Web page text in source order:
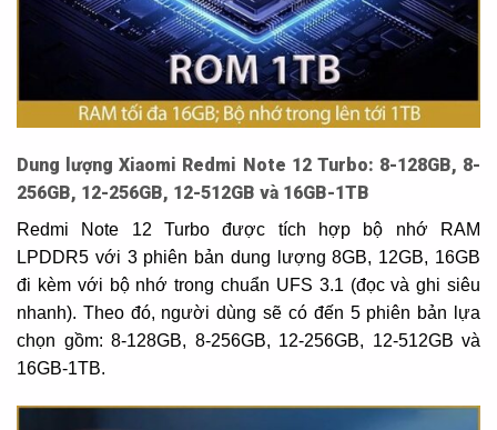
Dung lượng Xiaomi Redmi Note 12 Turbo: 8-128GB, 8-
256GB, 12-256GB, 12-512GB và 16GB-1TB
Redmi Note 12 Turbo được tích hợp bộ nhớ RAM
LPDDR5 với 3 phiên bản dung lượng 8GB, 12GB, 16GB
đi kèm với bộ nhớ trong chuẩn UFS 3.1 (đọc và ghi siêu
nhanh). Theo đó, người dùng sẽ có đến 5 phiên bản lựa
chọn gồm: 8-128GB, 8-256GB, 12-256GB, 12-512GB và
16GB-1TB.